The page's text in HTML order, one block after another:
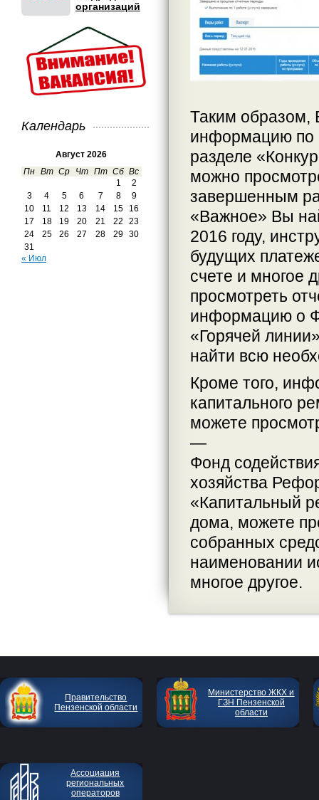
организаций
Календарь
Август 2026
Пн Вт Ср Чт Пт Сб Вс
1
2
3
4 5 6 7 8
9
10
11 12 13 14 15
16
17
18 19 20 21 22
23
24
25 26 27 28 29
30
31
« Июл
Таким образом,
информацию по
разделе
можно
завершенным
«Важное» Вы
2016 году,
будущих
счете и многое
просмотреть
информацию о
«Горячей
найти всю
Кроме того,
капитального
можете
—
Фонд
хозяйства
«Капитальный
дома, можете
собранных
наименовании
многое другое.
Правительство
Пензенской области
Министерство ЖКХ и
ГЗН Пензенской
области
Ассоциация
региональных
операторов